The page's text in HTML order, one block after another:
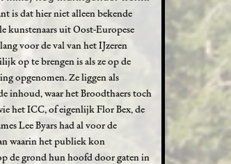
is dat hier niet alleen bekende
kunstenaars uit Oost-Europese
voor de val van het IJzeren
op te brengen is als ze op de
opgenomen. Ze liggen als
inhoud, waar het Broodthaers toch
het ICC, of eigenlijk Flor Bex, de
Lee Byars had al voor de
waarin het publiek kon
de grond hun hoofd door gaten in